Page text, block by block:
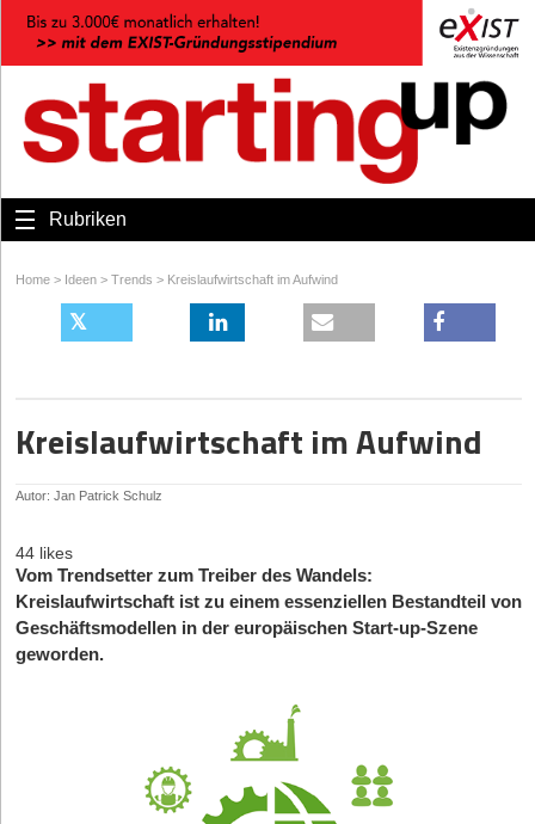
Rubriken
Home > Ideen > Trends > Kreislaufwirtschaft im Aufwind
Kreislaufwirtschaft im Aufwind
Autor: Jan Patrick Schulz
44 likes
Vom Trendsetter zum Treiber des Wandels:
Kreislaufwirtschaft ist zu einem essenziellen Bestandteil von
Geschäftsmodellen in der europäischen Start-up-Szene
geworden.